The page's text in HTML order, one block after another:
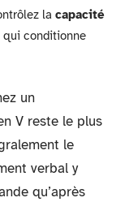
la capacité
qui conditionne
un
V reste le plus
le
verbal y
qu’après